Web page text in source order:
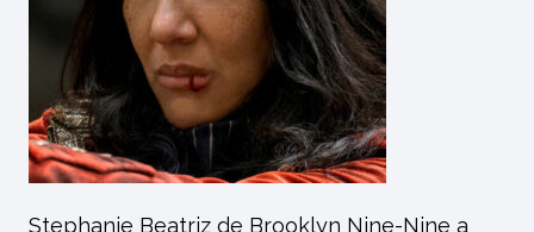
Stephanie Beatriz de Brooklyn Nine-Nine a